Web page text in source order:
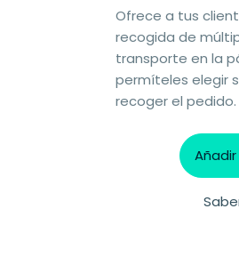
Ofrece a tus
recogida de
transporte en la
permíteles elegir
recoger el pedido.